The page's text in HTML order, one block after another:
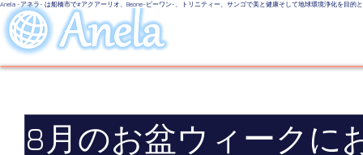
Anela -アネラ- は船橋市で#アクアーリオ、Beone-ビーワン-、トリニティー、サンゴで美と健康そして地球環境浄化
8月のお盆ウィークに